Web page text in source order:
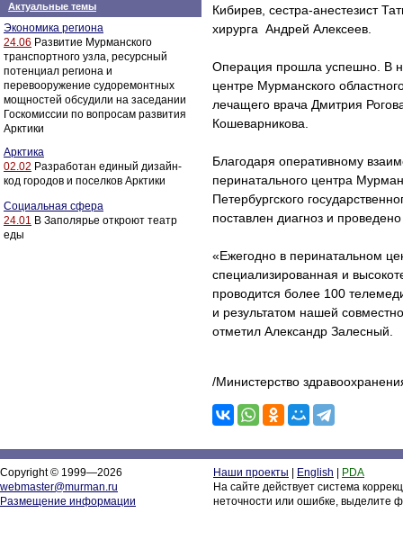
Актуальные темы
Экономика региона
24.06 Развитие Мурманского
транспортного узла, ресурсный
потенциал региона и
перевооружение судоремонтных
мощностей обсудили на заседании
Госкомиссии по вопросам развития
Арктики
Арктика
02.02 Разработан единый дизайн-
код городов и поселков Арктики
Социальная сфера
24.01 В Заполярье откроют театр
еды
Кибирев, сестра-анестезист
хирурга Андрей Алексеев.
Операция прошла успешно. В
центре Мурманского
лечащего врача Дмитрия
Кошеварникова.
Благодаря оперативному
перинатального центра
Петербургского
поставлен диагноз и
«Ежегодно в перинатальном
специализированная и
проводится более 100
и результатом нашей
отметил Александр Залесный.
/Министерство
Copyright © 1999—2026
webmaster@murman.ru
Размещение информации
Наши проекты English
PDA
На сайте действует система
неточности или ошибке, выделите